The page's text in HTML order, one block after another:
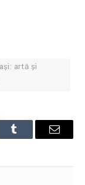
artă și
Tumblr Email